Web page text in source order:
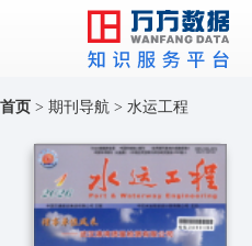
首页 > 期刊导航 > 水运工程